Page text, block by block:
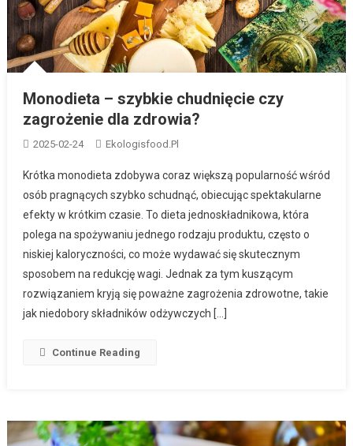
Monodieta – szybkie chudnięcie czy
zagrożenie dla zdrowia?
2025-02-24 Ekologisfood.pl
Krótka monodieta zdobywa coraz większą popularność wśród
osób pragnących szybko schudnąć, obiecując spektakularne
efekty w krótkim czasie. To dieta jednoskładnikowa, która
polega na spożywaniu jednego rodzaju produktu, często o
niskiej kaloryczności, co może wydawać się skutecznym
sposobem na redukcję wagi. Jednak za tym kuszącym
rozwiązaniem kryją się poważne zagrożenia zdrowotne, takie
jak niedobory składników odżywczych […]
Continue Reading